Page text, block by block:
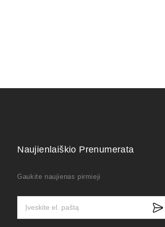
Naujienlaiškio Prenumerata
Gaukite naujienas pirmieji